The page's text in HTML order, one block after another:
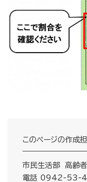
このページの作成
市民生活部 高齢
電話 0942-53-